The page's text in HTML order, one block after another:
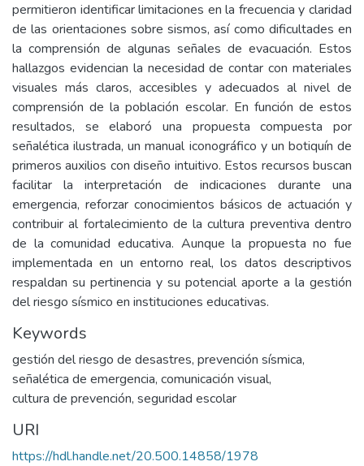
permitieron identificar limitaciones en la frecuencia y claridad
de las orientaciones sobre sismos, así como dificultades en
la comprensión de algunas señales de evacuación. Estos
hallazgos evidencian la necesidad de contar con materiales
visuales más claros, accesibles y adecuados al nivel de
comprensión de la población escolar. En función de estos
resultados, se elaboró una propuesta compuesta por
señalética ilustrada, un manual iconográfico y un botiquín de
primeros auxilios con diseño intuitivo. Estos recursos buscan
facilitar la interpretación de indicaciones durante una
emergencia, reforzar conocimientos básicos de actuación y
contribuir al fortalecimiento de la cultura preventiva dentro
de la comunidad educativa. Aunque la propuesta no fue
implementada en un entorno real, los datos descriptivos
respaldan su pertinencia y su potencial aporte a la gestión
del riesgo sísmico en instituciones educativas.
Keywords
gestión del riesgo de desastres, prevención sísmica,
señalética de emergencia, comunicación visual,
cultura de prevención, seguridad escolar
URI
https://hdl.handle.net/20.500.14858/1978